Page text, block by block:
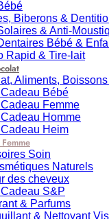
Biberons &
& Anti-
Bébé &
Rapid & Tire-lait
Aliments,
Bébé
Femme
Homme
Heim
Soin
Naturels
des cheveux
S&P
& Parfums
& Nettoyant